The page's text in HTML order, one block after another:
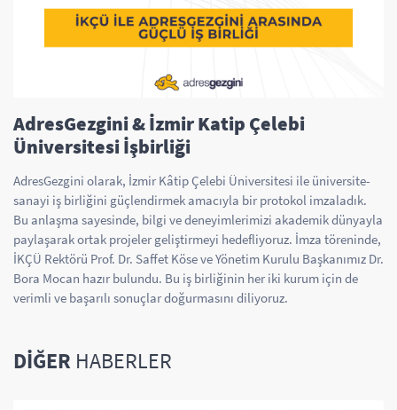
AdresGezgini & İzmir Katip Çelebi
Üniversitesi İşbirliği
AdresGezgini olarak, İzmir Kâtip Çelebi Üniversitesi ile üniversite-
sanayi iş birliğini güçlendirmek amacıyla bir protokol imzaladık.
Bu anlaşma sayesinde, bilgi ve deneyimlerimizi akademik dünyayla
paylaşarak ortak projeler geliştirmeyi hedefliyoruz. İmza töreninde,
İKÇÜ Rektörü Prof. Dr. Saffet Köse ve Yönetim Kurulu Başkanımız Dr.
Bora Mocan hazır bulundu. Bu iş birliğinin her iki kurum için de
verimli ve başarılı sonuçlar doğurmasını diliyoruz.
DIĞER HABERLER